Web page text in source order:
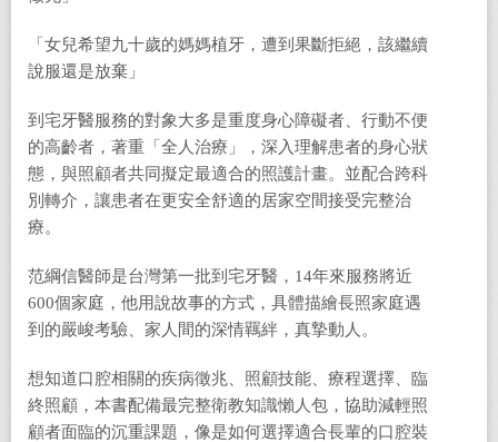
「女兒希望九十歲的媽媽植牙，遭到果斷拒絕，該繼續
說服還是放棄」
到宅牙醫服務的對象大多是重度身心障礙者、行動不便
的高齡者，著重「全人治療」，深入理解患者的身心狀
態，與照顧者共同擬定最適合的照護計畫。並配合跨科
別轉介，讓患者在更安全舒適的居家空間接受完整治
療。
范綱信醫師是台灣第一批到宅牙醫，14年來服務將近
600個家庭，他用說故事的方式，具體描繪長照家庭遇
到的嚴峻考驗、家人間的深情羈絆，真摯動人。
想知道口腔相關的疾病徵兆、照顧技能、療程選擇、臨
終照顧，本書配備最完整衛教知識懶人包，協助減輕照
顧者面臨的沉重課題，像是如何選擇適合長輩的口腔裝